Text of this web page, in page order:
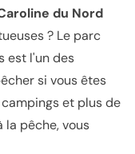
du Nord
? Le parc
est l'un des
si vous êtes
et plus de
pêche, vous